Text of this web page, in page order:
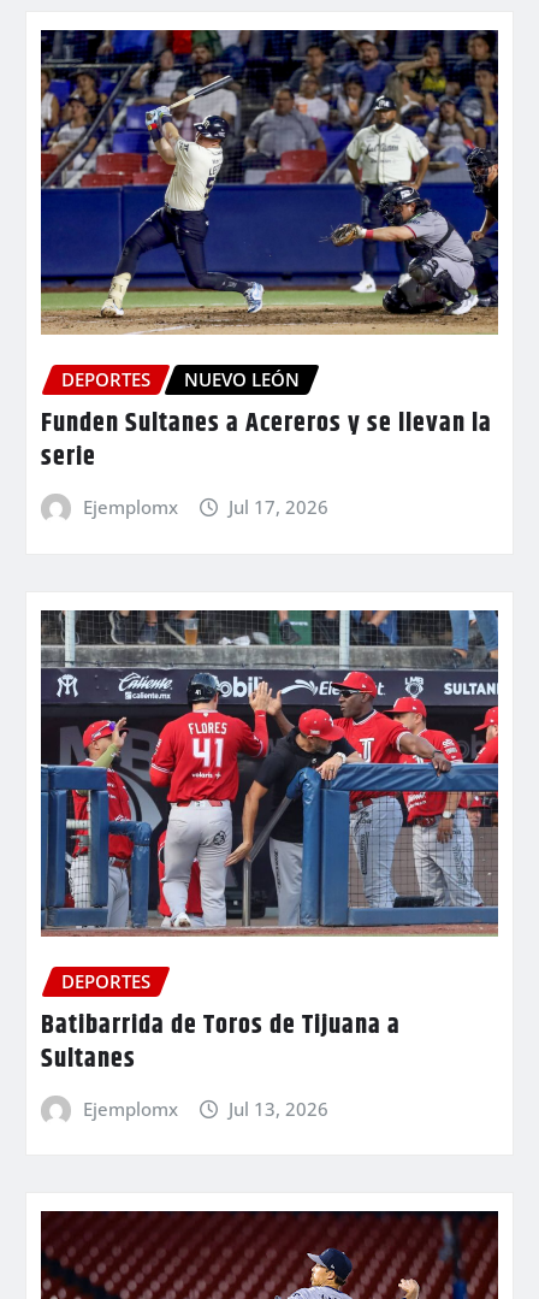
DEPORTES NUEVO LEÓN
Funden Sultanes a Acereros y se llevan la
serie
Ejemplomx Jul 17, 2026
DEPORTES
Batibarrida de Toros de Tijuana a
Sultanes
Ejemplomx Jul 13, 2026